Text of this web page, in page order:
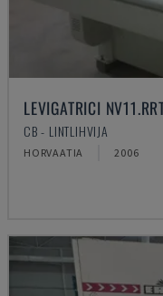
LEVIGATRICI
CB - LINTLIHVIJA
HORVAATIA 2006